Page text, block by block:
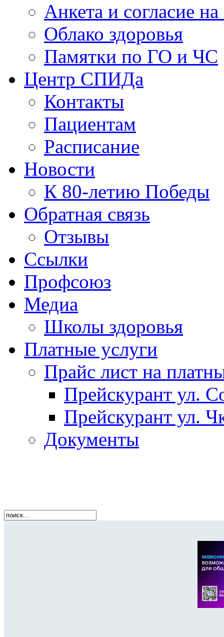
Анкета и согласие
Облако здоровья
Памятки по ГО и ЧС
Центр СПИДа
Контакты
Пациентам
Расписание
Новости
К 80-летию Победы
Обратная связь
Отзывы
Ссылки
Профсоюз
Медиа
Школы здоровья
Платные услуги
Прайс лист на
Прейскурант ул.
Прейскурант ул.
Документы